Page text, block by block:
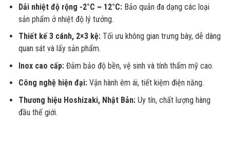
Dải nhiệt độ rộng -2°C ~ 12°C:Bảo quản đa dạng các loại
sản phẩm ở nhiệt độ lý tưởng.
Thiết kế 3 cánh, 2×3 kệ:Tối ưu không gian trưng bày, dễ dàng
quan sát và lấy sản phẩm.
Inox cao cấp:Đảm bảo độ bền, vệ sinh và tính thẩm mỹ cao.
Công nghệ hiện đại:Vận hành êm ái, tiết kiệm điện năng.
Thương hiệu Hoshizaki, Nhật Bản:Uy tín, chất lượng hàng
đầu thế giới.